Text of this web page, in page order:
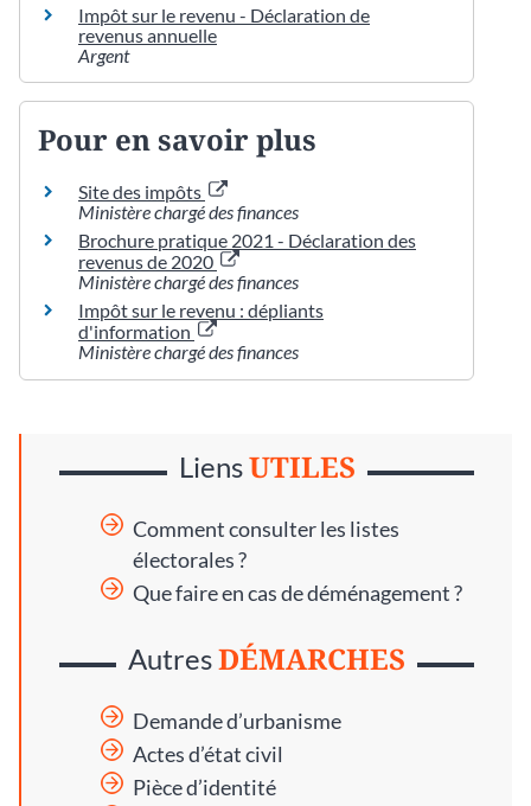
Impôt sur le revenu - Déclaration de
revenus annuelle
Argent
Pour en savoir plus
Site des impôts
Ministère chargé des finances
Brochure pratique 2021 - Déclaration des
revenus de 2020
Ministère chargé des finances
Impôt sur le revenu : dépliants
d'information
Ministère chargé des finances
LiensUTILES
Comment consulter les listes
électorales ?
Que faire en cas de déménagement ?
AutresDÉMARCHES
Demande d’urbanisme
Actes d’état civil
Pièce d’identité